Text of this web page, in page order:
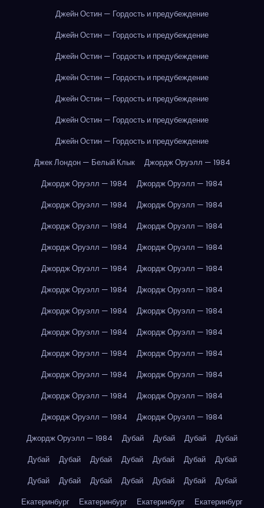
Джейн Остин — Гордость и предубеждение
Джейн Остин — Гордость и предубеждение
Джейн Остин — Гордость и предубеждение
Джейн Остин — Гордость и предубеждение
Джейн Остин — Гордость и предубеждение
Джейн Остин — Гордость и предубеждение
Джейн Остин — Гордость и предубеждение
Джек Лондон — Белый Клык
Джордж Оруэлл — 1984
Джордж Оруэлл — 1984
Джордж Оруэлл — 1984
Джордж Оруэлл — 1984
Джордж Оруэлл — 1984
Джордж Оруэлл — 1984
Джордж Оруэлл — 1984
Джордж Оруэлл — 1984
Джордж Оруэлл — 1984
Джордж Оруэлл — 1984
Джордж Оруэлл — 1984
Джордж Оруэлл — 1984
Джордж Оруэлл — 1984
Джордж Оруэлл — 1984
Джордж Оруэлл — 1984
Джордж Оруэлл — 1984
Джордж Оруэлл — 1984
Джордж Оруэлл — 1984
Джордж Оруэлл — 1984
Джордж Оруэлл — 1984
Джордж Оруэлл — 1984
Джордж Оруэлл — 1984
Джордж Оруэлл — 1984
Джордж Оруэлл — 1984
Джордж Оруэлл — 1984
Джордж Оруэлл — 1984
Дубай Дубай Дубай
Дубай
Дубай
Дубай Дубай Дубай Дубай Дубай
Дубай
Дубай
Дубай Дубай Дубай Дубай Дубай
Дубай
Екатеринбург
Екатеринбург Екатеринбург
Екатеринбург